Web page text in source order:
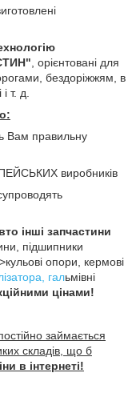
, орієнтовані для
бездоріжжям, в
т. д.
Вам правильну
виробників
інші запчастини
підшипники
>кульові опори, кермові
гальмівні
цінами!
займається
складів, що б
в інтернеті!